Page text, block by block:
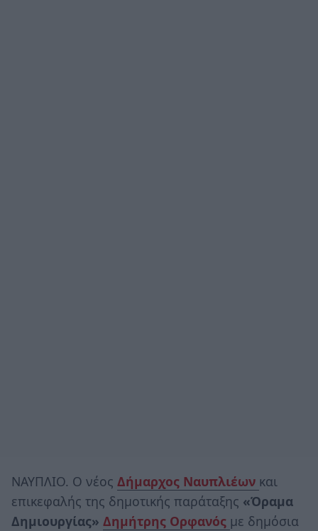
ΝΑΥΠΛΙΟ. Ο νέος Δήμαρχος Ναυπλιέων και
επικεφαλής της δημοτικής παράταξης «Όραμα
Δημιουργίας» Δημήτρης Ορφανός με δημόσια